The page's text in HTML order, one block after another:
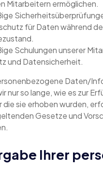
Mitarbeitern ermöglichen.
für Daten während
Schulungen unserer
und Datensicherheit.
Daten/
nur so lange, wie es zur
die sie erhoben wurden,
Gesetze und
Ihrer